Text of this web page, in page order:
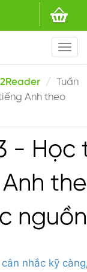
Tuần
Anh theo
- Học
nhắc kỹ càng